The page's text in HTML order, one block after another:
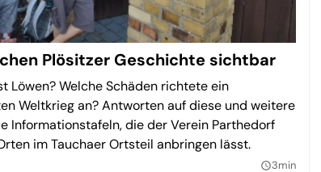
Plösitzer Geschichte sichtbar
Löwen? Welche Schäden richtete ein
Weltkrieg an? Antworten auf diese und weitere
Informationstafeln, die der Verein Parthedorf
im Tauchaer Ortsteil anbringen lässt.
query_builder3min